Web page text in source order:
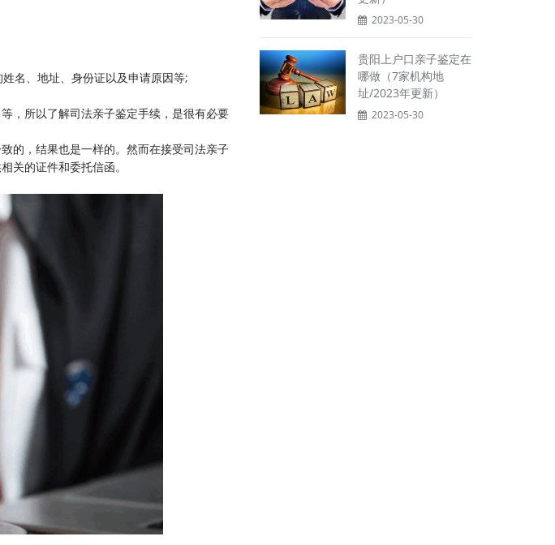
名、地址、身份证以及申请原因等;
，所以了解司法亲子鉴定手续，是很有必要
的，结果也是一样的。然而在接受司法亲子
关的证件和委托信函。
2023-05-30
贵阳上户口亲子鉴定在
哪做（7家机构地
址/2023年更新）
2023-05-30